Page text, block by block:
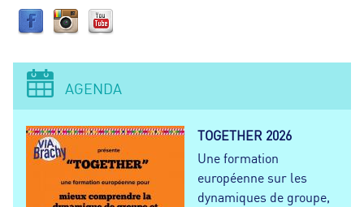
AGENDA
TOGETHER 2026
Une formation
européenne sur les
dynamiques de groupe,